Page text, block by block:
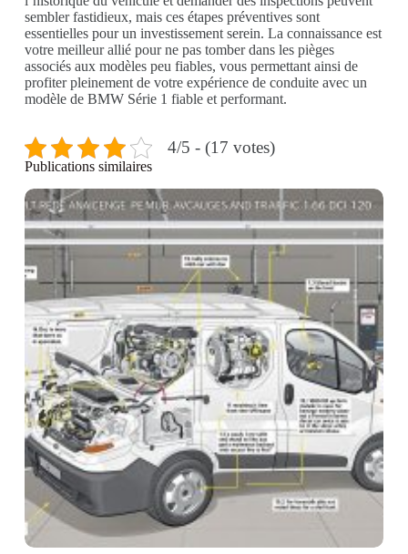
sembler fastidieux, mais ces étapes préventives sont
essentielles pour un investissement serein. La connaissance est
votre meilleur allié pour ne pas tomber dans les pièges
associés aux modèles peu fiables, vous permettant ainsi de
profiter pleinement de votre expérience de conduite avec un
modèle de BMW Série 1 fiable et performant.
4/5 - (17 votes)
Publications similaires